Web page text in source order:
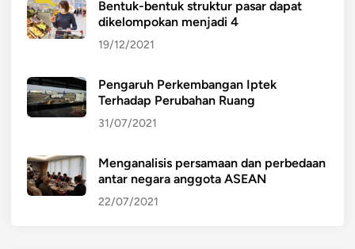
Bentuk-bentuk struktur pasar dapat
dikelompokan menjadi 4
19/12/2021
Pengaruh Perkembangan Iptek
Terhadap Perubahan Ruang
31/07/2021
Menganalisis persamaan dan perbedaan
antar negara anggota ASEAN
22/07/2021